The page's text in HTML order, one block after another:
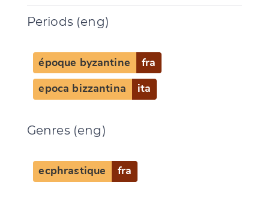
Periods (eng)
époque byzantine fra
epoca bizzantina ita
Genres (eng)
ecphrastique fra
Change language